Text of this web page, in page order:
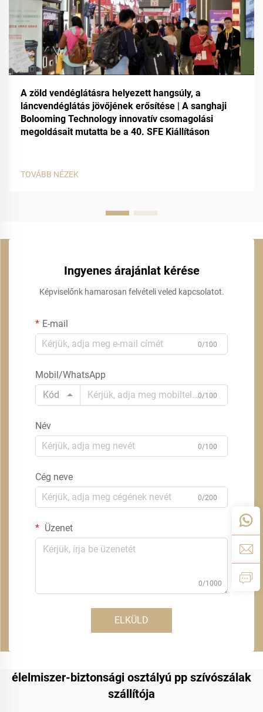
A zöld vendéglátásra helyezett hangsúly, a
láncvendéglátás jövőjének erősítése | A sanghaji
Bolooming Technology innovatív csomagolási
megoldásait mutatta be a 40. SFE Kiállításon
TOVÁBB NÉZEK
Ingyenes árajánlat kérése
Képviselőnk hamarosan felvételi veled kapcsolatot.
E-mail
0/100
Mobil/WhatsApp
Kód
0/100
Név
0/100
Cég neve
0/200
Üzenet
0/1000
ELKÜLD
élelmiszer-biztonsági osztályú pp szívószálak
szállítója